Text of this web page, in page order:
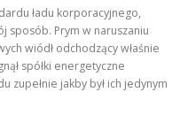
ładu korporacyjnego,
sposób. Prym w naruszaniu
wiódł odchodzący właśnie
spółki energetyczne
zupełnie jakby był ich jedynym